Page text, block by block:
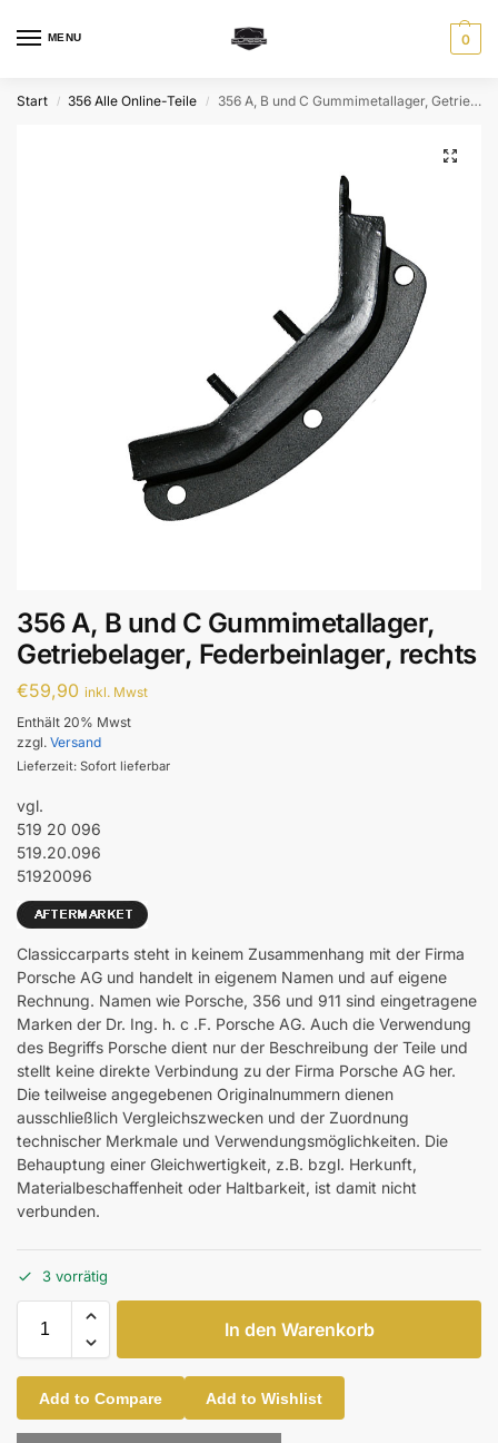
MENU 0
Start / 356 Alle Online-Teile / 356 A, B und C Gummimetallager, Getriebelager, Federbeinlager, rechts
356 A, B und C Gummimetallager,
Getriebelager, Federbeinlager, rechts
€59,90 inkl. Mwst
Enthält 20% Mwst
zzgl. Versand
Lieferzeit: Sofort lieferbar
vgl.
519 20 096
519.20.096
51920096
Classiccarparts steht in keinem Zusammenhang mit der Firma
Porsche AG und handelt in eigenem Namen und auf eigene
Rechnung. Namen wie Porsche, 356 und 911 sind eingetragene
Marken der Dr. Ing. h. c .F. Porsche AG. Auch die Verwendung
des Begriffs Porsche dient nur der Beschreibung der Teile und
stellt keine direkte Verbindung zu der Firma Porsche AG her.
Die teilweise angegebenen Originalnummern dienen
ausschließlich Vergleichszwecken und der Zuordnung
technischer Merkmale und Verwendungsmöglichkeiten. Die
Behauptung einer Gleichwertigkeit, z.B. bzgl. Herkunft,
Materialbeschaffenheit oder Haltbarkeit, ist damit nicht
verbunden.
3 vorrätig
In den Warenkorb
Add to Compare Add to Wishlist